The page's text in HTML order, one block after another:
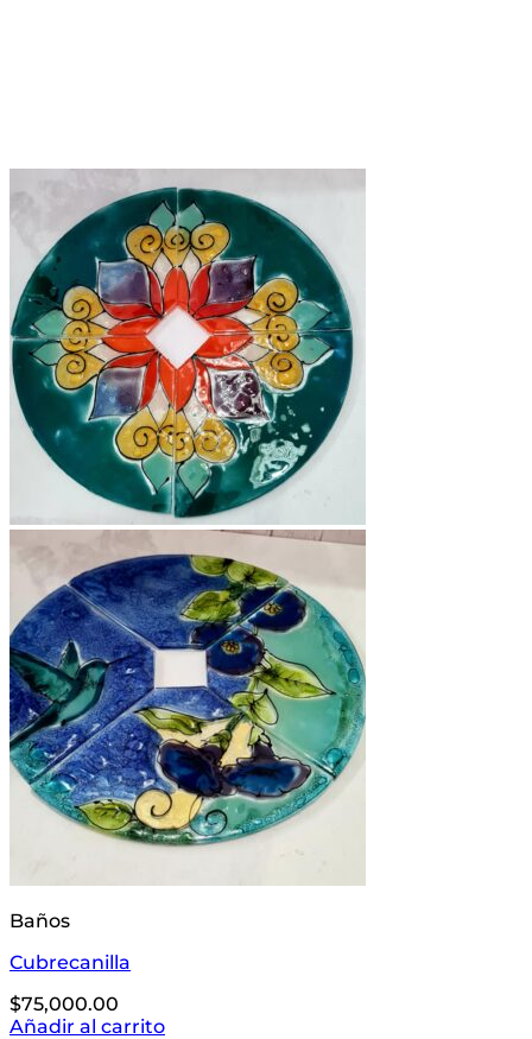
Baños
Cubrecanilla
$75,000.00
Añadir al carrito